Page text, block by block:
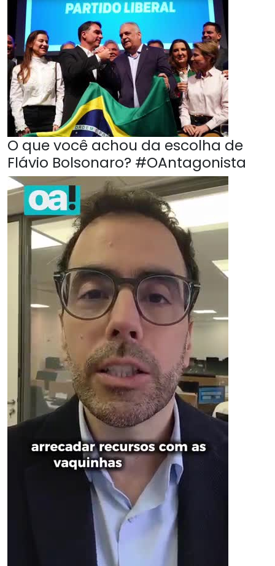
O que você achou da escolha de
Flávio Bolsonaro? #OAntagonista